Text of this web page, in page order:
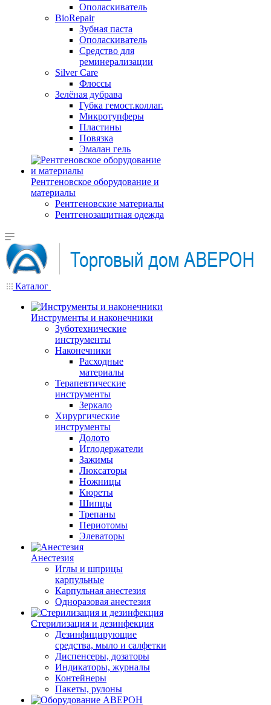
Ополаскиватель
BioRepair
Зубная паста
Ополаскиватель
Средство для
реминерализации
Silver Care
Флоссы
Зелёная дубрава
Губка гемост.коллаг.
Микротупферы
Пластины
Повязка
Эмалан гель
Рентгеновское оборудование и
материалы
Рентгеновские материалы
Рентгенозащитная одежда
Каталог
Инструменты и наконечники
Зуботехнические
инструменты
Наконечники
Расходные
материалы
Терапевтические
инструменты
Зеркало
Хирургические
инструменты
Долото
Иглодержатели
Зажимы
Люксаторы
Ножницы
Кюреты
Шипцы
Трепаны
Периотомы
Элеваторы
Анестезия
Иглы и шприцы
карпульные
Карпульная анестезия
Одноразовая анестезия
Стерилизация и дезинфекция
Дезинфицирующие
средства, мыло и салфетки
Диспенсеры, дозаторы
Индикаторы, журналы
Контейнеры
Пакеты, рулоны